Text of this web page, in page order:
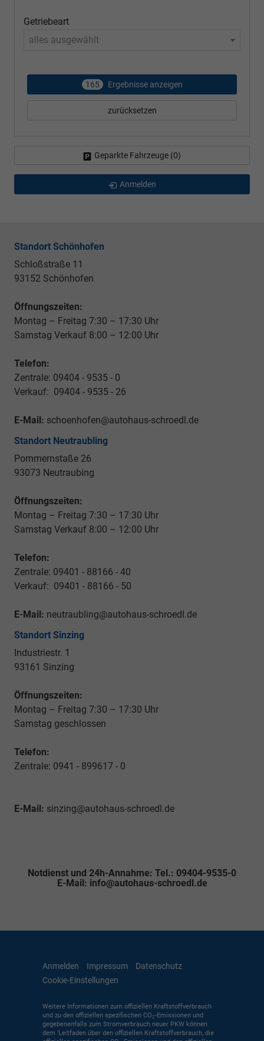
Getriebeart
alles ausgewählt
165 Ergebnisse anzeigen
zurücksetzen
Geparkte Fahrzeuge (0)
Anmelden
Standort Schönhofen
Schloßstraße 11
93152 Schönhofen
Öffnungszeiten:
Montag – Freitag 7:30 – 17:30 Uhr
Samstag Verkauf 8:00 – 12:00 Uhr
Telefon:
Zentrale: 09404 - 9535 - 0
Verkauf: 09404 - 9535 - 26
E-Mail: schoenhofen@autohaus-schroedl.de
Standort Neutraubling
Pommernstaße 26
93073 Neutraubing
Öffnungszeiten:
Montag – Freitag 7:30 – 17:30 Uhr
Samstag Verkauf 8:00 – 12:00 Uhr
Telefon:
Zentrale: 09401 - 88166 - 40
Verkauf: 09401 - 88166 - 50
E-Mail: neutraubling@autohaus-schroedl.de
Standort Sinzing
Industriestr. 1
93161 Sinzing
Öffnungszeiten:
Montag – Freitag 7:30 – 17:30 Uhr
Samstag geschlossen
Telefon:
Zentrale: 0941 - 899617 - 0
E-Mail: sinzing@autohaus-schroedl.de
Notdienst und 24h-Annahme: Tel.: 09404-9535-0
E-Mail: info@autohaus-schroedl.de
Anmelden Impressum
Datenschutz
Cookie-Einstellungen
Weitere Informationen zum offiziellen Kraftstoffverbrauch
und zu den offiziellen spezifischen CO2-Emissionen und
gegebenenfalls zum Stromverbrauch neuer PKW können
dem 'Leitfaden über den offiziellen Kraftstoffverbrauch, die